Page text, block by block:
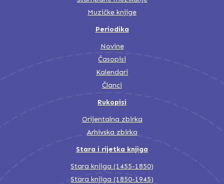
Muzičke knjige
Periodika
Novine
Časopisi
Kalendari
Članci
Rukopisi
Orijentalna zbirka
Arhivska zbirka
Stara i rijetka knjiga
Stara knjiga (1455-1850)
Stara knjiga (1850-1945)